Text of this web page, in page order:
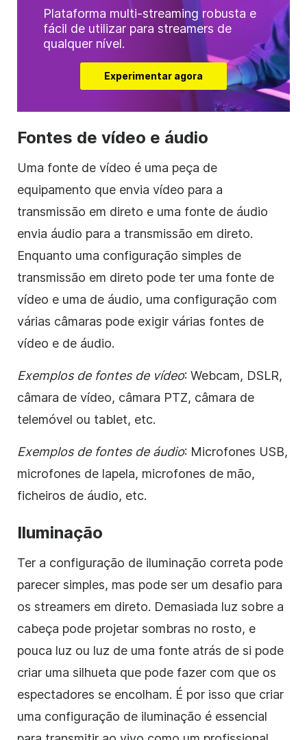
Plataforma multi-streaming robusta e
fácil de utilizar para streamers de
qualquer nível.
Experimentar agora
Fontes de vídeo e áudio
Uma fonte de vídeo é uma peça de
equipamento que envia vídeo para a
transmissão em direto e uma fonte de áudio
envia áudio para a transmissão em direto.
Enquanto uma configuração simples de
transmissão em direto pode ter uma fonte de
vídeo e uma de áudio, uma configuração com
várias câmaras pode exigir várias fontes de
vídeo e de áudio.
Exemplos de fontes de vídeo: Webcam, DSLR,
câmara de vídeo, câmara PTZ, câmara de
telemóvel ou tablet, etc.
Exemplos de fontes de áudio: Microfones USB,
microfones de lapela, microfones de mão,
ficheiros de áudio, etc.
Iluminação
Ter a configuração de iluminação correta pode
parecer simples, mas pode ser um desafio para
os streamers em direto. Demasiada luz sobre a
cabeça pode projetar sombras no rosto, e
pouca luz ou luz de uma fonte atrás de si pode
criar uma silhueta que pode fazer com que os
espectadores se encolham. É por isso que criar
uma configuração de iluminação é essencial